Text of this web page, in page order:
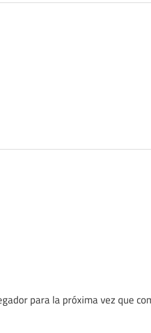
para la próxima vez que